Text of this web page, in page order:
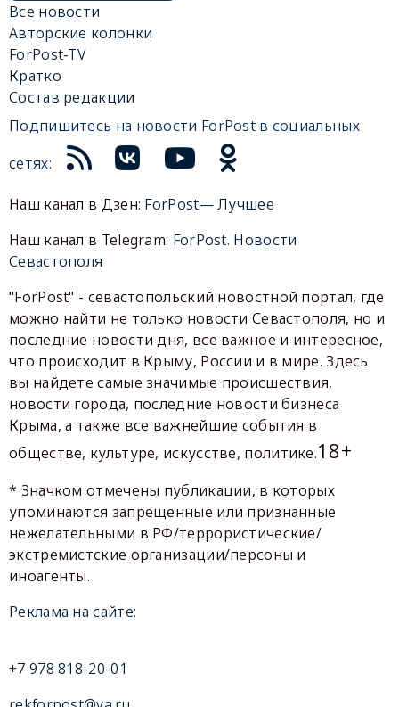
Все новости
Авторские колонки
ForPost-TV
Кратко
Состав редакции
Подпишитесь на новости ForPost в социальных
сетях:
Наш канал в Дзен: ForPost— Лучшее
Наш канал в Telegram: ForPost. Новости
Севастополя
"ForPost" - севастопольский новостной портал, где
можно найти не только новости Севастополя, но и
последние новости дня, все важное и интересное,
что происходит в Крыму, России и в мире. Здесь
вы найдете самые значимые происшествия,
новости города, последние новости бизнеса
Крыма, а также все важнейшие события в
обществе, культуре, искусстве, политике.18+
* Значком отмечены публикации, в которых
упоминаются запрещенные или признанные
нежелательными в РФ/террористические/
экстремистские организации/персоны и
иноагенты.
Реклама на сайте:
+7 978 818-20-01